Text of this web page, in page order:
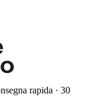
rapida · 30